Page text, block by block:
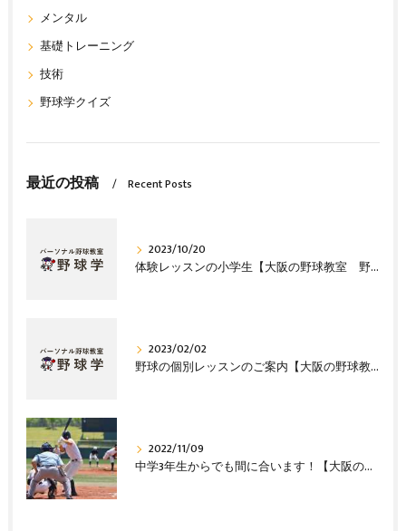
メンタル
基礎トレーニング
技術
野球学クイズ
最近の投稿 Recent Posts
2023/10/20
体験レッスンの小学生【大阪の野球教室 野球塾】
2023/02/02
野球の個別レッスンのご案内【大阪の野球教室 野球塾】
2022/11/09
中学3年生からでも間に合います！【大阪の野球教室 野球塾】